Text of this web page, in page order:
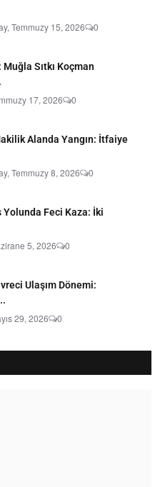
Temmuzy 15, 2026 0
Sıtkı Koçman
17, 2026 0
Alanda Yangın: İtfaiye
Temmuzy 8, 2026 0
Yolunda Feci Kaza: İki
5, 2026 0
Ulaşım Dönemi:
29, 2026 0